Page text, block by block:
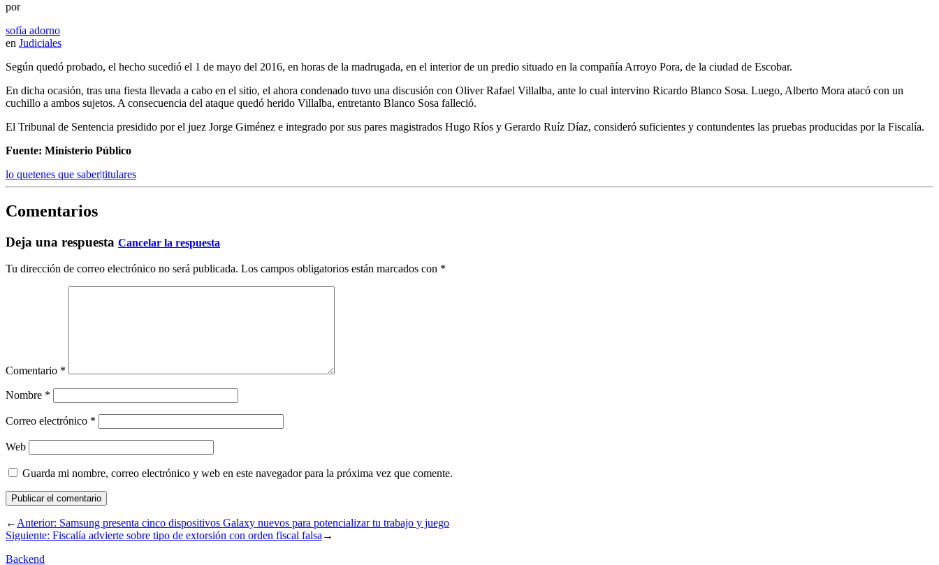
por
sofía adorno
en Judiciales
Según quedó probado, el hecho sucedió el 1 de mayo del 2016, en horas de la madrugada, en el interior de un predio situado en la compañía Arroyo Pora, de la ciudad de Escobar.
En dicha ocasión, tras una fiesta llevada a cabo en el sitio, el ahora condenado tuvo una discusión con Oliver Rafael Villalba, ante lo cual intervino Ricardo Blanco Sosa. Luego, Alberto Mora atacó con un
cuchillo a ambos sujetos. A consecuencia del ataque quedó herido Villalba, entretanto Blanco Sosa falleció.
El Tribunal de Sentencia presidido por el juez Jorge Giménez e integrado por sus pares magistrados Hugo Ríos y Gerardo Ruíz Díaz, consideró suficientes y contundentes las pruebas producidas por la Fiscalía.
Fuente: Ministerio Público
lo quetenes que saber|titulares
Comentarios
Deja una respuesta Cancelar la respuesta
Tu dirección de correo electrónico no será publicada. Los campos obligatorios están marcados con *
Comentario *
Nombre *
Correo electrónico *
Web
Guarda mi nombre, correo electrónico y web en este navegador para la próxima vez que comente.
←Anterior: Samsung presenta cinco dispositivos Galaxy nuevos para potencializar tu trabajo y juego
Siguiente: Fiscalía advierte sobre tipo de extorsión con orden fiscal falsa→
Backend